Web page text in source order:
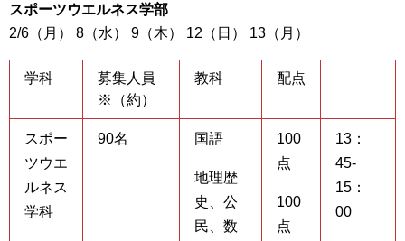
スポーツウエルネス学部
2/6（月） 8（水） 9（木） 12（日） 13（月）
学科
募集人員
※（約）
教科 配点
スポー
ツウエ
ルネス
学科
90名 国語
地理歴
史、公
民、数
100
点
100
点
13：
45-
15：
00